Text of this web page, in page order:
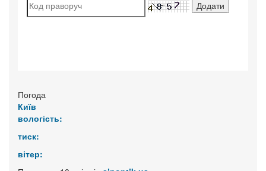
Погода
Київ
вологість:
тиск:
вітер: